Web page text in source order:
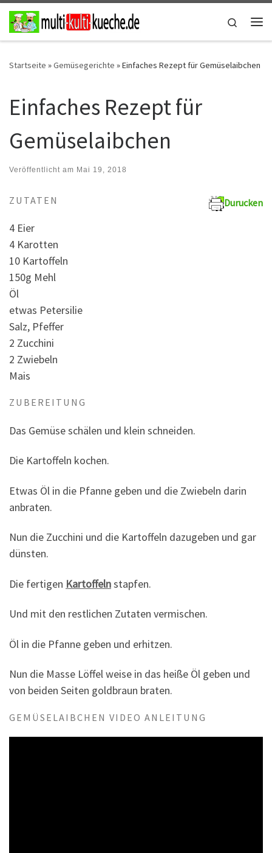
Zum Inhalt springen
Search
Startseite »Gemüsegerichte »Einfaches Rezept für Gemüselaibchen
Einfaches Rezept für
Gemüselaibchen
Veröffentlicht am Mai 19, 2018
Durucken
ZUTATEN
4 Eier
4 Karotten
10 Kartoffeln
150g Mehl
Öl
etwas Petersilie
Salz, Pfeffer
2 Zucchini
2 Zwiebeln
Mais
ZUBEREITUNG
Das Gemüse schälen und klein schneiden.
Die Kartoffeln kochen.
Etwas Öl in die Pfanne geben und die Zwiebeln darin
anbraten.
Nun die Zucchini und die Kartoffeln dazugeben und gar
dünsten.
Die fertigen Kartoffelnstapfen.
Und mit den restlichen Zutaten vermischen.
Öl in die Pfanne geben und erhitzen.
Nun die Masse Löffel weise in das heiße Öl geben und
von beiden Seiten goldbraun braten.
GEMÜSELAIBCHEN VIDEO ANLEITUNG